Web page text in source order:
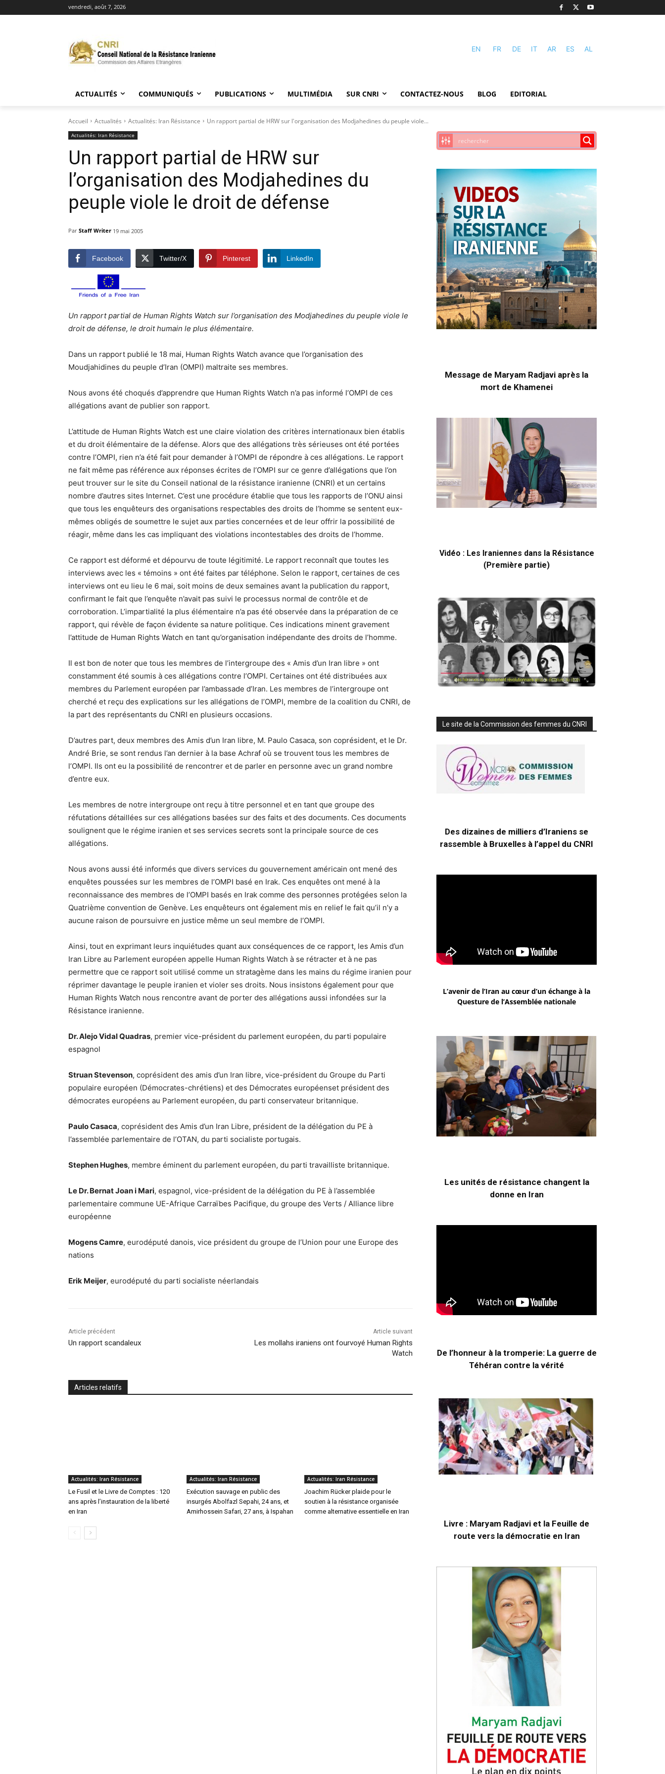
vendredi, août 7, 2026
EN FR DE IT AR ES AL
ACTUALITÉS COMMUNIQUÉS PUBLICATIONS MULTIMÉDIA SUR CNRI CONTACTEZ-NOUS BLOG EDITORIAL
Accueil Actualités Actualités: Iran Résistance Un rapport partial de HRW sur l'organisation des Modjahedines du peuple viole...
Actualités: Iran Résistance
Un rapport partial de HRW sur
l’organisation des Modjahedines du
peuple viole le droit de défense
Par Staff Writer 19 mai 2005
Facebook Twitter/X Pinterest LinkedIn
Un rapport partial de Human Rights Watch sur l’organisation des Modjahedines du peuple viole le
droit de défense, le droit humain le plus élémentaire.
Dans un rapport publié le 18 mai, Human Rights Watch avance que l’organisation des
Moudjahidines du peuple d’Iran (OMPI) maltraite ses membres.
Nous avons été choqués d’apprendre que Human Rights Watch n’a pas informé l’OMPI de ces
allégations avant de publier son rapport.
L’attitude de Human Rights Watch est une claire violation des critères internationaux bien établis
et du droit élémentaire de la défense. Alors que des allégations très sérieuses ont été portées
contre l’OMPI, rien n’a été fait pour demander à l’OMPI de répondre à ces allégations. Le rapport
ne fait même pas référence aux réponses écrites de l’OMPI sur ce genre d’allégations que l’on
peut trouver sur le site du Conseil national de la résistance iranienne (CNRI) et un certains
nombre d’autres sites Internet. C’est une procédure établie que tous les rapports de l’ONU ainsi
que tous les enquêteurs des organisations respectables des droits de l’homme se sentent eux-
mêmes obligés de soumettre le sujet aux parties concernées et de leur offrir la possibilité de
réagir, même dans les cas impliquant des violations incontestables des droits de l’homme.
Ce rapport est déformé et dépourvu de toute légitimité. Le rapport reconnaît que toutes les
interviews avec les « témoins » ont été faites par téléphone. Selon le rapport, certaines de ces
interviews ont eu lieu le 6 mai, soit moins de deux semaines avant la publication du rapport,
confirmant le fait que l’enquête n’avait pas suivi le processus normal de contrôle et de
corroboration. L’impartialité la plus élémentaire n’a pas été observée dans la préparation de ce
rapport, qui révèle de façon évidente sa nature politique. Ces indications minent gravement
l’attitude de Human Rights Watch en tant qu’organisation indépendante des droits de l’homme.
Il est bon de noter que tous les membres de l’intergroupe des « Amis d’un Iran libre » ont
constamment été soumis à ces allégations contre l’OMPI. Certaines ont été distribuées aux
membres du Parlement européen par l’ambassade d’Iran. Les membres de l’intergroupe ont
cherché et reçu des explications sur les allégations de l’OMPI, membre de la coalition du CNRI, de
la part des représentants du CNRI en plusieurs occasions.
D’autres part, deux membres des Amis d’un Iran libre, M. Paulo Casaca, son coprésident, et le Dr.
André Brie, se sont rendus l’an dernier à la base Achraf où se trouvent tous les membres de
l’OMPI. Ils ont eu la possibilité de rencontrer et de parler en personne avec un grand nombre
d’entre eux.
Les membres de notre intergroupe ont reçu à titre personnel et en tant que groupe des
réfutations détaillées sur ces allégations basées sur des faits et des documents. Ces documents
soulignent que le régime iranien et ses services secrets sont la principale source de ces
allégations.
Nous avons aussi été informés que divers services du gouvernement américain ont mené des
enquêtes poussées sur les membres de l’OMPI basé en Irak. Ces enquêtes ont mené à la
reconnaissance des membres de l’OMPI basés en Irak comme des personnes protégées selon la
Quatrième convention de Genève. Les enquêteurs ont également mis en relief le fait qu’il n’y a
aucune raison de poursuivre en justice même un seul membre de l’OMPI.
Ainsi, tout en exprimant leurs inquiétudes quant aux conséquences de ce rapport, les Amis d’un
Iran Libre au Parlement européen appelle Human Rights Watch à se rétracter et à ne pas
permettre que ce rapport soit utilisé comme un stratagème dans les mains du régime iranien pour
réprimer davantage le peuple iranien et violer ses droits. Nous insistons également pour que
Human Rights Watch nous rencontre avant de porter des allégations aussi infondées sur la
Résistance iranienne.
Dr. Alejo Vidal Quadras, premier vice-président du parlement européen, du parti populaire
espagnol
Struan Stevenson, coprésident des amis d’un Iran libre, vice-président du Groupe du Parti
populaire européen (Démocrates-chrétiens) et des Démocrates européenset président des
démocrates européens au Parlement européen, du parti conservateur britannique.
Paulo Casaca, coprésident des Amis d’un Iran Libre, président de la délégation du PE à
l’assemblée parlementaire de l’OTAN, du parti socialiste portugais.
Stephen Hughes, membre éminent du parlement européen, du parti travailliste britannique.
Le Dr. Bernat Joan i Mari, espagnol, vice-président de la délégation du PE à l’assemblée
parlementaire commune UE-Afrique Carraïbes Pacifique, du groupe des Verts / Alliance libre
européenne
Mogens Camre, eurodéputé danois, vice président du groupe de l’Union pour une Europe des
nations
Erik Meijer, eurodéputé du parti socialiste néerlandais
Article précédent
Un rapport scandaleux
Article suivant
Les mollahs iraniens ont fourvoyé Human Rights
Watch
Articles relatifs
Actualités: Iran Résistance
Le Fusil et le Livre de Comptes : 120
ans après l’instauration de la liberté
en Iran
Actualités: Iran Résistance
Exécution sauvage en public des
insurgés Abolfazl Sepahi, 24 ans, et
Amirhossein Safari, 27 ans, à Ispahan
Actualités: Iran Résistance
Joachim Rücker plaide pour le
soutien à la résistance organisée
comme alternative essentielle en Iran
Message de Maryam Radjavi après la
mort de Khamenei
Vidéo : Les Iraniennes dans la Résistance
(Première partie)
Le site de la Commission des femmes du CNRI
Des dizaines de milliers d’Iraniens se
rassemble à Bruxelles à l’appel du CNRI
L’avenir de l’Iran au cœur d’un échange à la
Questure de l’Assemblée nationale
Les unités de résistance changent la
donne en Iran
De l’honneur à la tromperie: La guerre de
Téhéran contre la vérité
Livre : Maryam Radjavi et la Feuille de
route vers la démocratie en Iran